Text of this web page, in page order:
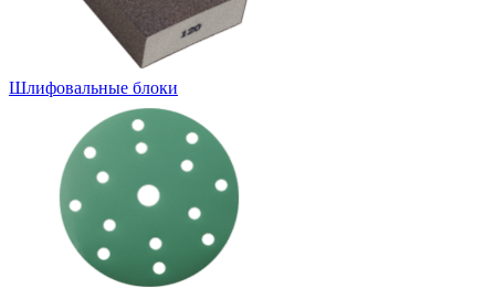
Шлифовальные блоки